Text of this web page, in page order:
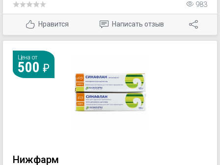
противовоспалительных медиаторов в очаге
воспаления, угнетает фагоцитоз, уменьшает
сосудисто-тканевую проницаемость, препятствует
образованию воспалительного отека.
983
Нравится Написать отзыв
Цена от
500
Нижфарм